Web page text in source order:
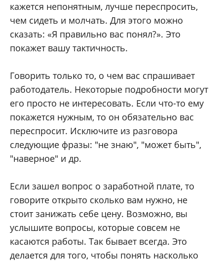
кажется непонятным, лучше переспросить,
чем сидеть и молчать. Для этого можно
сказать: «Я правильно вас понял?». Это
покажет вашу тактичность.
Говорить только то, о чем вас спрашивает
работодатель. Некоторые подробности могут
его просто не интересовать. Если что-то ему
покажется нужным, то он обязательно вас
переспросит. Исключите из разговора
следующие фразы: "не знаю", "может быть",
"наверное" и др.
Если зашел вопрос о заработной плате, то
говорите открыто сколько вам нужно, не
стоит занижать себе цену. Возможно, вы
услышите вопросы, которые совсем не
касаются работы. Так бывает всегда. Это
делается для того, чтобы понять насколько